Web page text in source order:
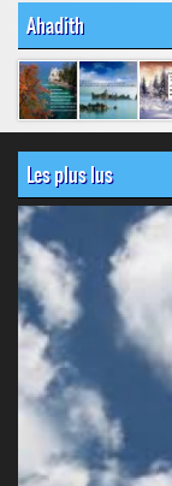
Ahadith
Les plus lus